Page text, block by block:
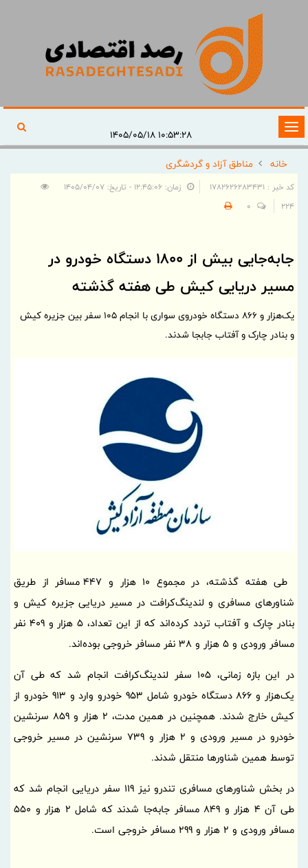
تغییر
وضعیت
ناوبری
خانه
مناطق آزاد و گردشگری
کد خبر : 1782626283431
زمان: ۱۲:۴۵:۰۶ - تاریخ: ۱۴۰۵/۰۴/۰۷
224
0
جابه‌جایی بیش از ۱۸۰۰ دستگاه خودرو در
مسیر دریایی کیش طی هفته گذشته
یک‌هزار و ۸۶۶ دستگاه خودروی سواری با انجام ۱۰۵ سفر بین جزیره کیش
و بنادر چارک و آفتاب جابجا شدند.
طی هفته گذشته، در مجموع 10 هزار و 447 مسافر از طریق
شناورهای مسافری و لندینگ‌کرافت در مسیر دریایی جزیره کیش و
بنادر چارک و آفتاب تردد کرده‌اند که از این تعداد، 5 هزار و 409 نفر
مسافر ورودی و 5 هزار و 38 نفر مسافر خروجی بوده‌اند.
در این بازه زمانی، 105 سفر لندینگ‌کرافت انجام شد که طی آن
یک‌هزار و 866 دستگاه خودرو شامل 953 خودرو وارد و 913 خودرو از
کیش خارج شدند. همچنین در همین مدت، 2 هزار و 859 سرنشین
خودرو در مسیر ورودی و 2 هزار و 739 سرنشین در مسیر خروجی
توسط همین شناورها منتقل شدند.
در بخش شناورهای مسافری تندرو نیز 119 سفر دریایی انجام شد که
طی آن 4 هزار و 849 مسافر جابه‌جا شدند که شامل 2 هزار و 550
مسافر ورودی و 2 هزار و 299 مسافر خروجی است.